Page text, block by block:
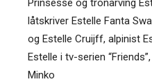
låtskriver Estelle Fanta
og Estelle Cruijff, alpinist
Estelle i tv-serien
Minko